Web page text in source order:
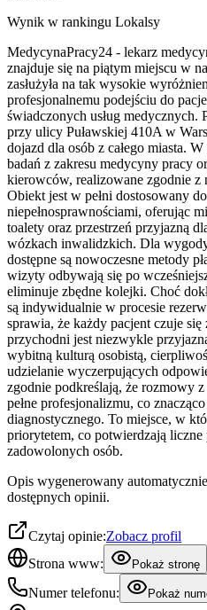
Wynik w rankingu Lokalsy
MedycynaPracy24 - lekarz
znajduje się na piątym miejscu w
zasłużyła na tak wysokie
profesjonalnemu podejściu do
świadczonych usług medycznych.
przy ulicy Puławskiej 410A w
dojazd dla osób z całego miasta.
badań z zakresu medycyny pracy
kierowców, realizowane zgodnie z
Obiekt jest w pełni dostosowany
niepełnosprawnościami, oferując
toalety oraz przestrzeń przyjazną
wózkach inwalidzkich. Dla
dostępne są nowoczesne metody
wizyty odbywają się po
eliminuje zbędne kolejki. Choć
są indywidualnie w procesie
sprawia, że każdy pacjent czuje
przychodni jest niezwykle
wybitną kulturą osobistą,
udzielanie wyczerpujących
zgodnie podkreślają, że rozmowy z
pełne profesjonalizmu, co
diagnostycznego. To miejsce, w
priorytetem, co potwierdzają
zadowolonych osób.
Opis wygenerowany
dostępnych opinii.
Czytaj opinie:Zobacz profil
Strona www:
Pokaż stronę
Numer telefonu: Pokaż